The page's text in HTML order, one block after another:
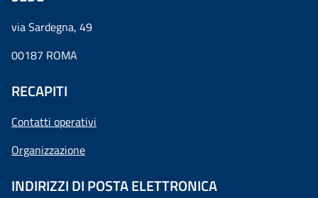
via Sardegna, 49
00187 ROMA
RECAPITI
Contatti operativi
Organizzazione
INDIRIZZI DI POSTA ELETTRONICA